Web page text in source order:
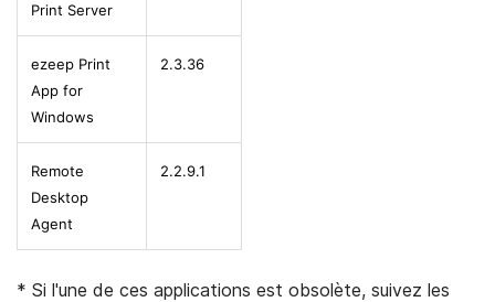
Print Server
ezeep Print
App for
Windows
2.3.36
Remote
Desktop
Agent
2.2.9.1
* Si l'une de ces applications est obsolète, suivez les